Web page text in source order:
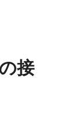
接